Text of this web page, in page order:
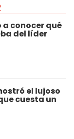
a conocer qué
del líder
el lujoso
cuesta un